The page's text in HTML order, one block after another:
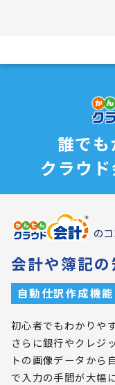
誰で
クラウド
の
会計や簿記
自動仕訳作成機
初心者でもわかりや
さらに銀行やクレジ
トの画像データから
で入力の手間が大幅